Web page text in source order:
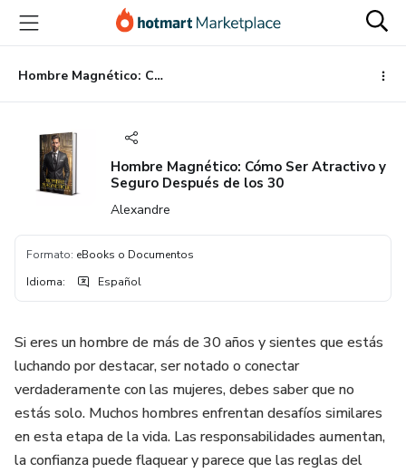
principal
página
de
página
Hombre Magnético: Cómo Ser Atractivo y Seguro Después de los 30
Hombre Magnético: Cómo Ser Atractivo y
Seguro Después de los 30
Alexandre
Formato: eBooks o Documentos
Idioma: Español
Si eres un hombre de más de 30 años y sientes que estás
luchando por destacar, ser notado o conectar
verdaderamente con las mujeres, debes saber que no
estás solo. Muchos hombres enfrentan desafíos similares
en esta etapa de la vida. Las responsabilidades aumentan,
la confianza puede flaquear y parece que las reglas del